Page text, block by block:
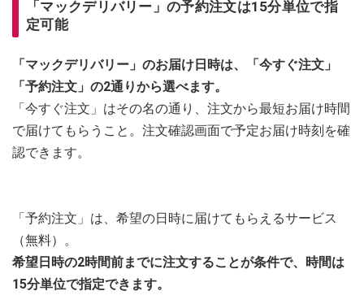
「マックデリバリー」の予約注文は15分単位で指
定可能
「マックデリバリー」のお届け日時は、「今すぐ注文」
「予約注文」の2通りから選べます。
「今すぐ注文」はその名の通り、注文から最短お届け時間
で届けてもらうこと。注文確認画面で予定お届け時刻を確
認できます。
「予約注文」は、希望の日時に届けてもらえるサービス
（無料）。
希望日時の2時間前までに注文することが条件で、時間は
15分単位で指定できます。